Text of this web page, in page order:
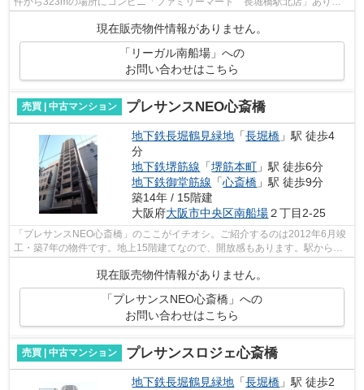
マンションにどんな人が住んでいるのか...
現在販売物件情報がありません。
「リーガル南船場」への
お問い合わせはこちら
売買 | 中古マンション プレサンスNEO心斎橋
地下鉄長堀鶴見緑地 「長堀橋 」駅 徒歩4
分
地下鉄堺筋線 「堺筋本町 」駅 徒歩6分
地下鉄御堂筋線 「心斎橋 」駅 徒歩9分
築14年 / 15階建
大阪府大阪市中央区南船場２丁目2-25
「プレサンスNEO心斎橋」のここがイチオシ。ご紹介するのは2012年6月竣
工・築7年の物件です。地上15階建てなので、開放感もあります。駅から徒
現在販売物件情報がありません。
「プレサンスNEO心斎橋」への
お問い合わせはこちら
売買 | 中古マンション プレサンスロジェ心斎橋
地下鉄長堀鶴見緑地 「長堀橋 」駅 徒歩2